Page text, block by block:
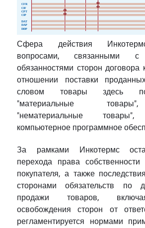
CFR
CIF
CPT
CIP
DAT
DAP
DDP
!
!
!
!
Сфера действия
вопросами, связанными
обязанностями сторон договора
отношении поставки
словом товары здесь
"материальные
"нематериальные
компьютерное программное
За рамками Инкотермс
перехода права
покупателя, а также
сторонами обязательств по
продажи товаров,
освобождения сторон от
регламентируется нормами